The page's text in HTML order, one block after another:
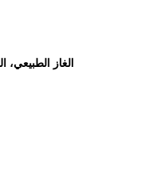
الغاز الطبيعي،